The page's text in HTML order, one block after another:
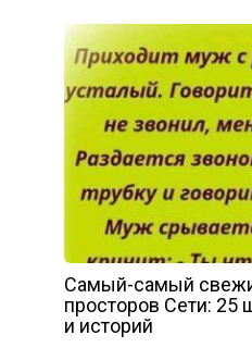
Самый-самый
просторов Сети: 25
и историй